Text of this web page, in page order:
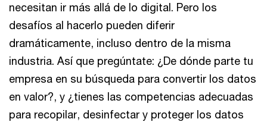
necesitan ir más allá de lo digital. Pero los
desafíos al hacerlo pueden diferir
dramáticamente, incluso dentro de la misma
industria. Así que pregúntate: ¿De dónde parte tu
empresa en su búsqueda para convertir los datos
en valor?, y ¿tienes las competencias adecuadas
para recopilar, desinfectar y proteger los datos